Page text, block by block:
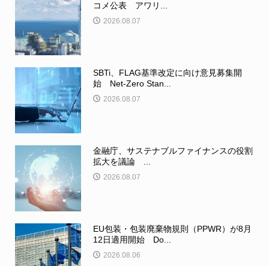
コメ公表 アワリ...
2026.08.07
SBTi、FLAG基準改定に向け意見募集開
始 Net-Zero Stan...
2026.08.07
金融庁、サステナブルファイナンスの役割
拡大を議論 ...
2026.08.07
EU包装・包装廃棄物規則（PPWR）が8月
12日適用開始 Do...
2026.08.06